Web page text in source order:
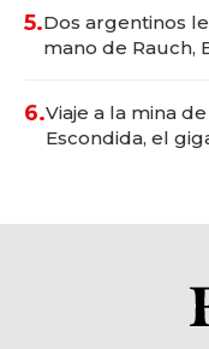
5.Dos argentinos
mano de Rauch,
6.Viaje a la mina
Escondida, el